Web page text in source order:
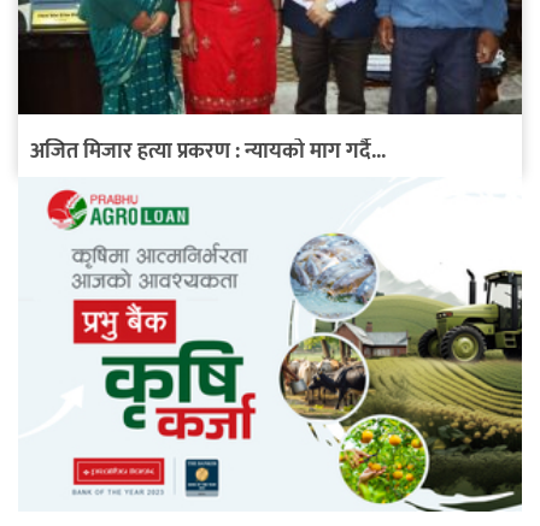
अजित मिजार हत्या प्रकरण : न्यायको माग गर्दै...